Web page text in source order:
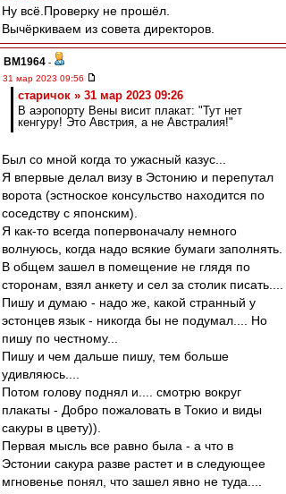
Ну всё.Проверку не прошёл.
Вычёркиваем из совета директоров.
BM1964 -
31 мар 2023 09:56
старичок » 31 мар 2023 09:26
В аэропорту Вены висит плакат: "Тут нет
кенгуру! Это Австрия, а не Австралия!"
Был со мной когда то ужасный казус...
Я впервые делал визу в Эстонию и перепутал
ворота (эстноское консульство находится по
соседству с японским).
Я как-то всегда попервоначалу немного
волнуюсь, когда надо всякие бумаги заполнять.
В общем зашел в помещение не глядя по
сторонам, взял анкету и сел за столик писать....
Пишу и думаю - надо же, какой странный у
эстонцев язык - никогда бы не подумал.... Но
пишу по честному...
Пишу и чем дальше пишу, тем больше
удивляюсь....
Потом голову поднял и.... смотрю вокруг
плакаты - Добро пожаловать в Токио и виды
сакуры в цвету)).
Первая мысль все равно была - а что в
Эстонии сакура разве растет и в следующее
мгновенье понял, что зашел явно не туда....